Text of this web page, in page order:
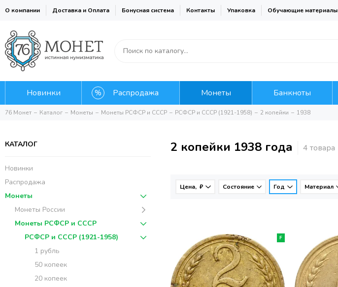
О компании Доставка и Оплата Бонусная система Контакты Упаковка Обучающие материалы
Новинки Распродажа Монеты Банкноты
76 Монет Каталог Монеты Монеты РСФСР и СССР РСФСР и СССР (1921-1958) 2 копейки 1938
КАТАЛОГ
Новинки
Распродажа
Монеты
Монеты России
Монеты РСФСР и СССР
РСФСР и СССР (1921-1958)
1 рубль
50 копеек
20 копеек
2 копейки 1938 года
Цена, ₽ Состояние Год Материал
F